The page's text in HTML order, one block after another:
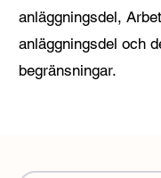
anläggningsdel,
anläggningsdel och
begränsningar.